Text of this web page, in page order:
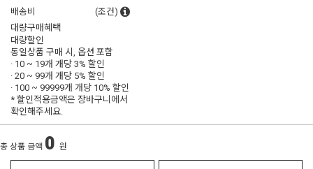
배송비
(조건)
대량구매혜택
대량할인
동일상품 구매 시, 옵션 포함
· 10 ~ 19개 개당3% 할인
· 20 ~ 99개 개당 5% 할인
· 100 ~ 99999개 개당 10% 할인
* 할인적용금액은 장바구니에서
확인해주세요.
총 상품 금액 0 원